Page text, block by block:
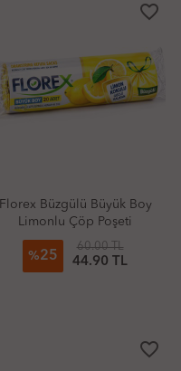
favorite_border
Florex Büzgülü Büyük Boy
Limonlu Çöp Poşeti
%25
60.00 TL
44.90 TL
favorite_border